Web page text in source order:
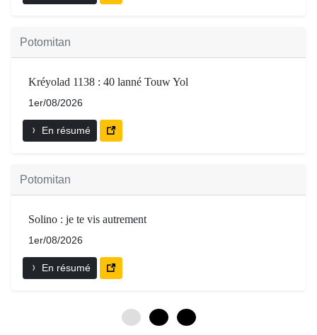
Potomitan
Kréyolad 1138 : 40 lanné Touw Yol
1er/08/2026
En résumé
Potomitan
Solino : je te vis autrement
1er/08/2026
En résumé